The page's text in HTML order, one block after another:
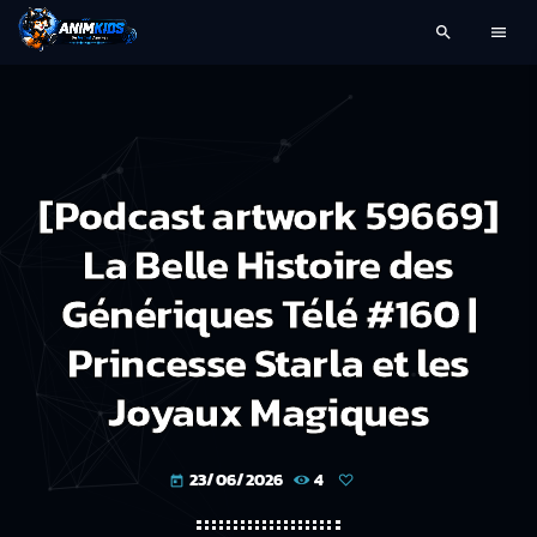
search menu
[Podcast artwork 59669]
La Belle Histoire des
Génériques Télé #160 |
Princesse Starla et les
Joyaux Magiques
today 23/06/2026 4